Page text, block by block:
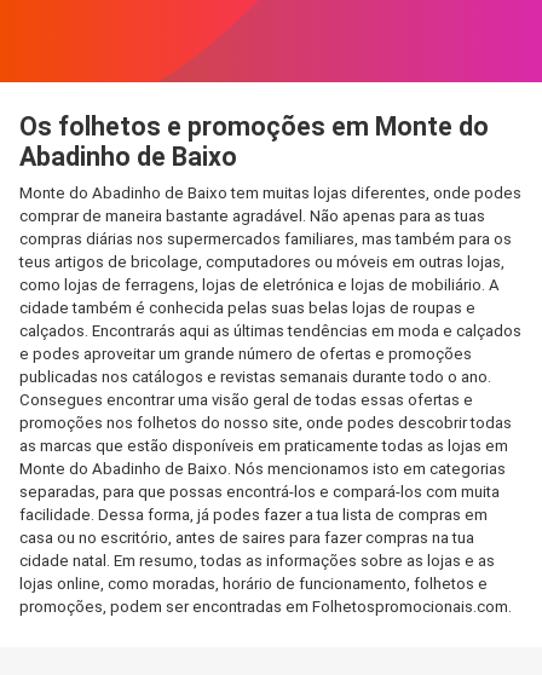
Os folhetos e promoções em Monte do
Abadinho de Baixo
Monte do Abadinho de Baixo tem muitas lojas diferentes, onde podes
comprar de maneira bastante agradável. Não apenas para as tuas
compras diárias nos supermercados familiares, mas também para os
teus artigos de bricolage, computadores ou móveis em outras lojas,
como lojas de ferragens, lojas de eletrónica e lojas de mobiliário. A
cidade também é conhecida pelas suas belas lojas de roupas e
calçados. Encontrarás aqui as últimas tendências em moda e calçados
e podes aproveitar um grande número de ofertas e promoções
publicadas nos catálogos e revistas semanais durante todo o ano.
Consegues encontrar uma visão geral de todas essas ofertas e
promoções nos folhetos do nosso site, onde podes descobrir todas
as marcas que estão disponíveis em praticamente todas as lojas em
Monte do Abadinho de Baixo. Nós mencionamos isto em categorias
separadas, para que possas encontrá-los e compará-los com muita
facilidade. Dessa forma, já podes fazer a tua lista de compras em
casa ou no escritório, antes de saires para fazer compras na tua
cidade natal. Em resumo, todas as informações sobre as lojas e as
lojas online, como moradas, horário de funcionamento, folhetos e
promoções, podem ser encontradas em Folhetospromocionais.com.